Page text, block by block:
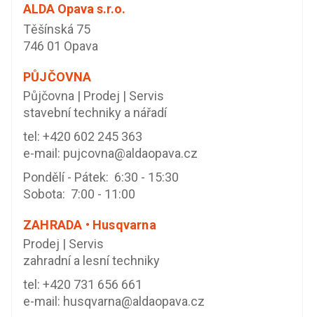
ALDA Opava s.r.o.
Těšínská 75
746 01 Opava
PŮJČOVNA
Půjčovna | Prodej | Servis
stavební techniky a nářadí
tel: +420 602 245 363
e-mail: pujcovna@aldaopava.cz
Pondělí - Pátek: 6:30 - 15:30
Sobota: 7:00 - 11:00
ZAHRADA • Husqvarna
Prodej | Servis
zahradní a lesní techniky
tel: +420 731 656 661
e-mail: husqvarna@aldaopava.cz